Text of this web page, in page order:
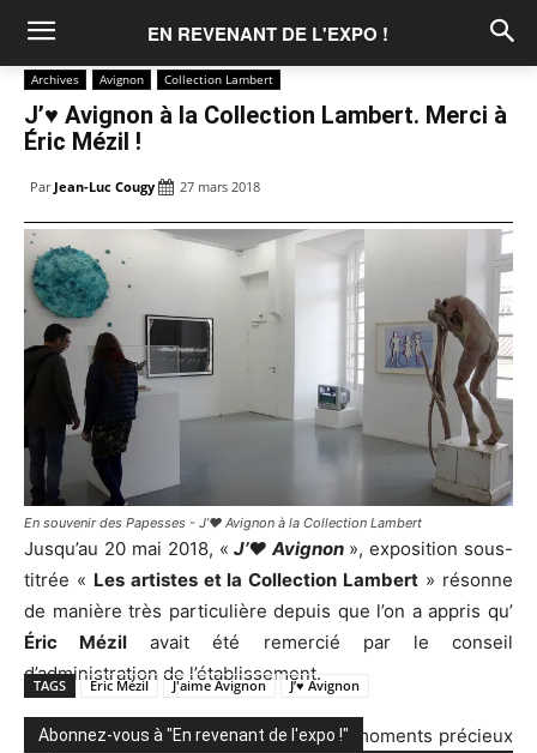
EN REVENANT DE L'EXPO !
Archives Avignon Collection Lambert
J’♥ Avignon à la Collection Lambert. Merci à
Éric Mézil !
Par Jean-Luc Cougy 27 mars 2018
En souvenir des Papesses - J’♥ Avignon à la Collection Lambert
Jusqu’au 20 mai 2018, « J’♥ Avignon », exposition sous-
titrée « Les artistes et la Collection Lambert » résonne
de manière très particulière depuis que l’on a appris qu’
Éric Mézil avait été remercié par le conseil
d’administration de l’établissement.
Pour ceux qui ont vécu les nombreux moments précieux
TAGS Eric Mézil J'aime Avignon J’♥ Avignon
Abonnez-vous à "En revenant de l'expo !"